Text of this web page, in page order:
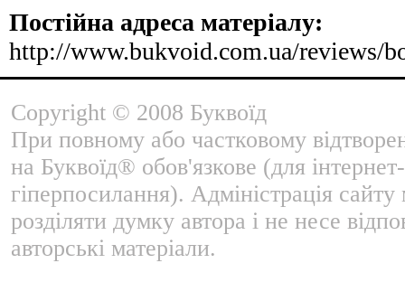
Постійна адреса матеріалу:
http://www.bukvoid.com.ua/reviews/
Copyright © 2008 Буквоїд
При повному або частковому
на Буквоїд® обов'язкове (для
гіперпосилання). Адміністрація
розділяти думку автора і не несе
авторські матеріали.